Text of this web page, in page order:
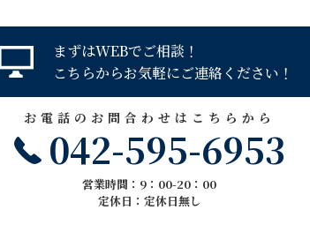
まずはWEBでご相談！
こちらからお気軽にご連絡ください！
お電話のお問合わせはこちらから
042-595-6953
営業時間：9：00-20：00
定休日：定休日無し